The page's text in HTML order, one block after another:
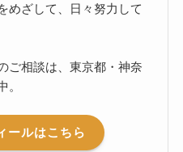
めざして、日々努力して
ご相談は、東京都・神奈
。
ールはこちら